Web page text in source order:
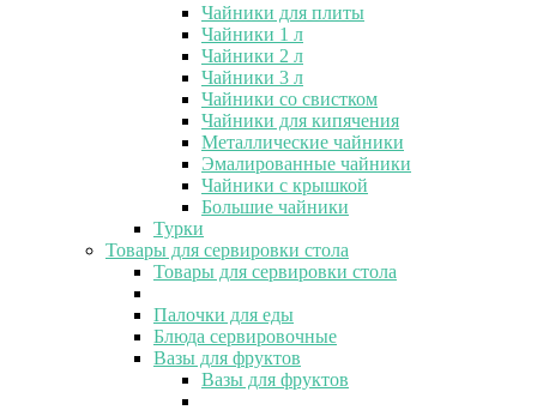
Чайники для плиты
Чайники 1 л
Чайники 2 л
Чайники 3 л
Чайники со свистком
Чайники для кипячения
Металлические чайники
Эмалированные чайники
Чайники с крышкой
Большие чайники
Турки
Товары для сервировки стола
Товары для сервировки стола
Палочки для еды
Блюда сервировочные
Вазы для фруктов
Вазы для фруктов